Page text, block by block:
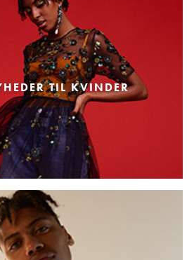
TIL KVINDER